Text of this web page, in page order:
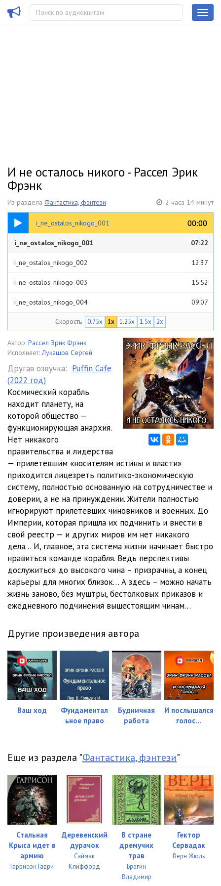
И не осталось никого - Рассел Эрик
Фрэнк
Из раздела Фантастика, фэнтези 2 часа 14 минут
i_ne_ostalos_nikogo_001 00:00
00:00
07:22
i_ne_ostalos_nikogo_001 07:22
i_ne_ostalos_nikogo_002 12:37
i_ne_ostalos_nikogo_003 15:52
i_ne_ostalos_nikogo_004 09:07
i_ne_ostalos_nikogo_005
i_ne_ostalos_nikogo_006 16:13
16:28
i_ne_ostalos_nikogo_008 18:33
i_ne_ostalos_nikogo_009 14:03
i_ne_ostalos_nikogo_010 06:04
Скорость 0.75x 1x 1.25x 1.5x 2x
Автор: Рассел Эрик Фрэнк
Исполняет: Лукашов Сергей
Другая озвучка: Puffin Cafe
(2022 год)
Космический корабль
находит планету, на
которой общество —
функционирующая анархия.
Нет никакого
правительства и лидерства
— прилетевшим «носителям истины и власти»
приходится лицезреть политико-экономическую
систему, полностью основанную на сотрудничестве и
доверии, а не на принуждении. Жители полностью
игнорируют прилетевших чиновников и военных. До
Империи, которая пришла их подчинить и внести в
свой реестр — и других миров им нет никакого
дела… И, главное, эта система жизни начинает быстро
нравиться команде корабля. Ведь перспективы
дослужиться до высокого чина – призрачны, а конец
карьеры для многих близок… А здесь – можно начать
жизнь заново, без муштры, бестолковых приказов и
ежедневного подчинения вышестоящим чинам…
Другие произведения автора
Ваш ход
Фундаментал
ьное право
Будничная
работа
И послышался
голос...
Еще из раздела "Фантастика, фэнтези"
Стальная
Крыса идет в
армию
Гаррисон Гарри
Деревенский
дурачок
Саймак
Клиффорд
В стране
дремучих
трав
Брагин
Владимир
Гектор
Сервадак
Верн Жюль